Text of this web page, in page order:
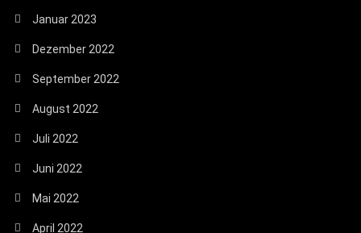
Januar 2023
Dezember 2022
September 2022
August 2022
Juli 2022
Juni 2022
Mai 2022
April 2022